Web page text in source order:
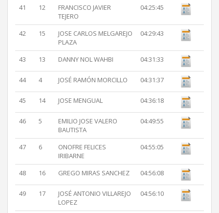
41 12
FRANCISCO JAVIER
TEJERO
04:25:45
42 15
JOSE CARLOS MELGAREJO
PLAZA
04:29:43
43 13 DANNY NOL WAHBI 04:31:33
44 4 JOSÉ RAMÓN MORCILLO 04:31:37
45 14 JOSE MENGUAL 04:36:18
46 5
EMILIO JOSE VALERO
BAUTISTA
04:49:55
47 6
ONOFRE FELICES
IRIBARNE
04:55:05
48 16 GREGO MIRAS SANCHEZ 04:56:08
49 17
JOSÉ ANTONIO VILLAREJO
LOPEZ
04:56:10